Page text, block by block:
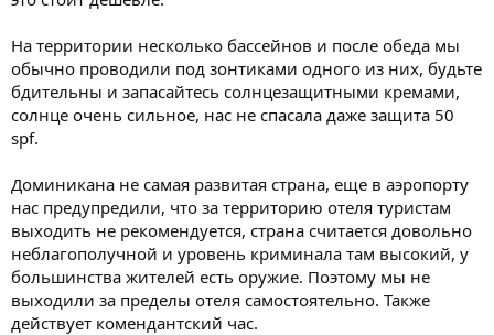
На территории несколько бассейнов и после обеда мы
обычно проводили под зонтиками одного из них, будьте
бдительны и запасайтесь солнцезащитными кремами,
солнце очень сильное, нас не спасала даже защита 50
spf.
Доминикана не самая развитая страна, еще в аэропорту
нас предупредили, что за территорию отеля туристам
выходить не рекомендуется, страна считается довольно
неблагополучной и уровень криминала там высокий, у
большинства жителей есть оружие. Поэтому мы не
выходили за пределы отеля самостоятельно. Также
действует комендантский час.